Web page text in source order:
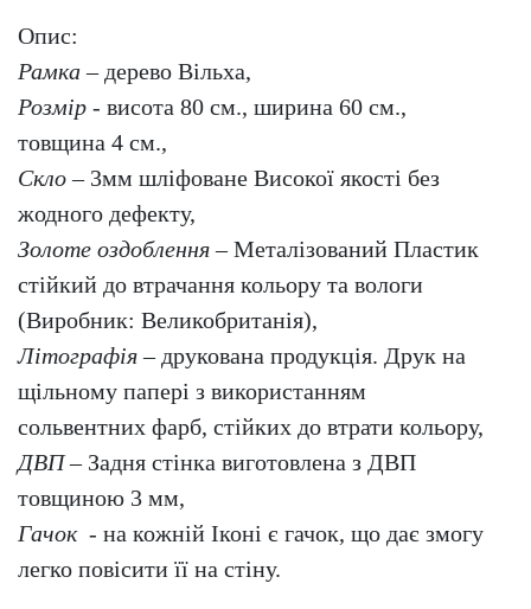
Опис:
Рамка– дерево Вільха,
Розмір - висота 80 см., ширина 60 см.,
товщина 4 см.,
Скло– 3мм шліфоване Високої якості без
жодного дефекту,
Золоте оздоблення– Металізований Пластик
стійкий до втрачання кольору та вологи
(Виробник: Великобританія),
Літографія– друкована продукція. Друк на
щільному папері з використанням
сольвентних фарб, стійких до втрати кольору,
ДВП– Задня стінка виготовлена з ДВП
товщиною 3 мм,
Гачок - на кожній Іконі є гачок, що дає змогу
легко повісити її на стіну.